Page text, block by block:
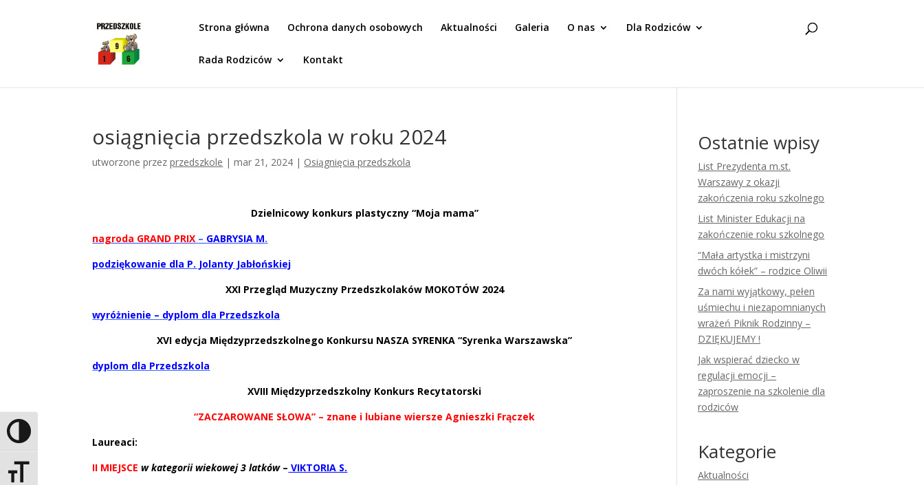
Toggle High Contrast
Toggle Font size
Strona główna Ochrona danych osobowych Aktualności Galeria O nas Dla Rodziców
Rada Rodziców Kontakt
osiągnięcia przedszkola w roku 2024
utworzone przezprzedszkole |mar 21, 2024 | Osiągnięcia przedszkola
Dzielnicowy konkurs plastyczny “Moja mama”
nagroda GRAND PRIX – GABRYSIA M.
podziękowanie dla P. Jolanty Jabłońskiej
XXI Przegląd Muzyczny Przedszkolaków MOKOTÓW 2024
wyróżnienie – dyplom dla Przedszkola
XVI edycja Międzyprzedszkolnego Konkursu NASZA SYRENKA “Syrenka Warszawska”
dyplom dla Przedszkola
XVIII Międzyprzedszkolny Konkurs Recytatorski
“ZACZAROWANE SŁOWA” – znane i lubiane wiersze Agnieszki Frączek
Laureaci:
II MIEJSCEw kategorii wiekowej 3 latków – VIKTORIA S.
Ostatnie wpisy
List Prezydenta m.st.
Warszawy z okazji
zakończenia roku szkolnego
List Minister Edukacji na
zakończenie roku szkolnego
“Mała artystka i mistrzyni
dwóch kółek” – rodzice Oliwii
Za nami wyjątkowy, pełen
uśmiechu i niezapomnianych
wrażeń Piknik Rodzinny –
DZIĘKUJEMY !
Jak wspierać dziecko w
regulacji emocji –
zaproszenie na szkolenie dla
rodziców
Kategorie
Aktualności